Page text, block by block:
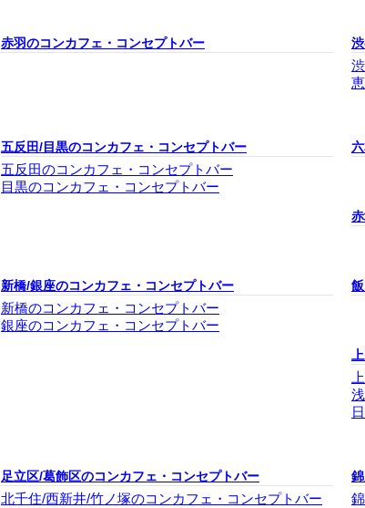
赤羽のコンカフェ・コンセプトバー
五反田/目黒のコンカフェ・コンセプトバー
五反田のコンカフェ・コンセプトバー
目黒のコンカフェ・コンセプトバー
新橋/銀座のコンカフェ・コンセプトバー
新橋のコンカフェ・コンセプトバー
銀座のコンカフェ・コンセプトバー
足立区/葛飾区のコンカフェ・コンセプトバー
北千住/西新井/竹ノ塚のコンカフェ・コンセプトバー